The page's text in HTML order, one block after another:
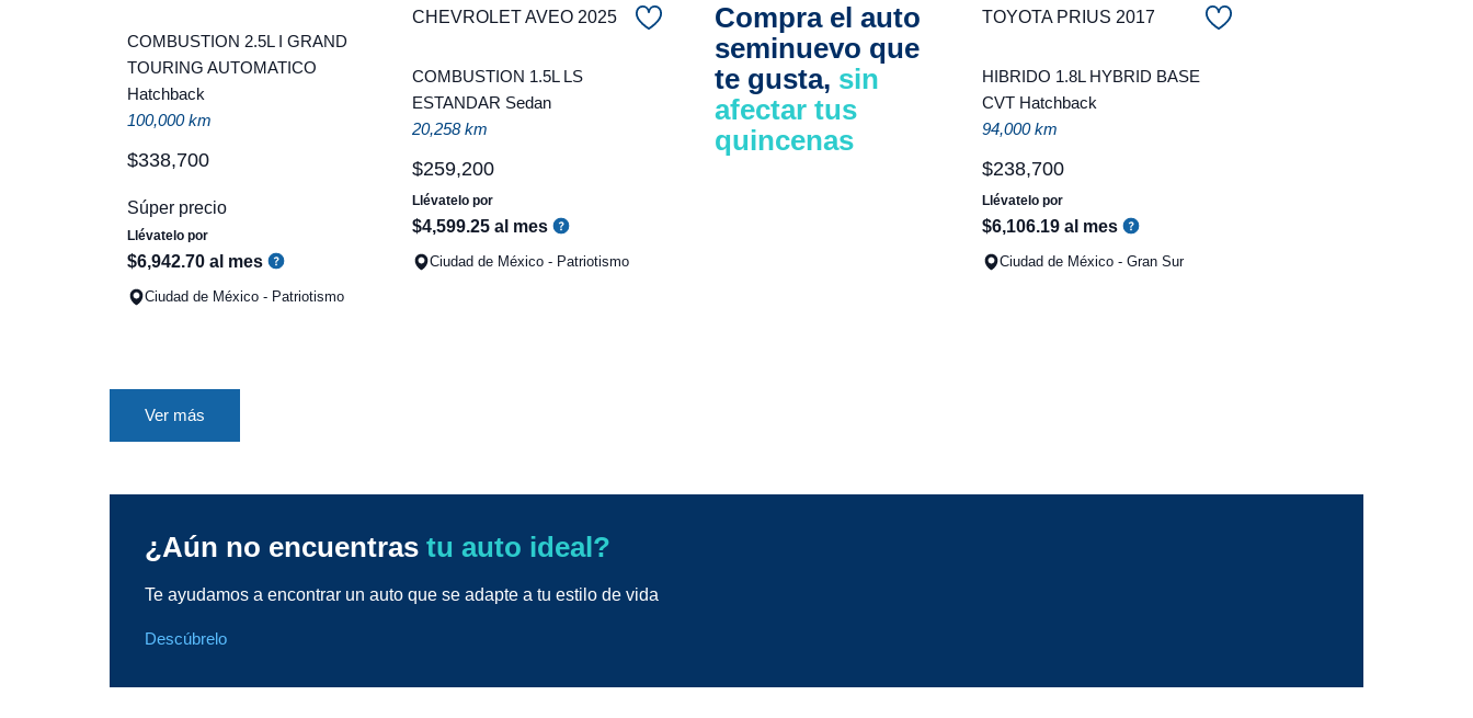
COMBUSTION 2.5L I GRAND
TOURING AUTOMATICO
Hatchback
100,000 km
$338,700
Súper precio
Llévatelo por
$6,942.70 al mes
Ciudad de México - Patriotismo
CHEVROLET AVEO 2025
COMBUSTION 1.5L LS
ESTANDAR Sedan
20,258 km
$259,200
Llévatelo por
$4,599.25 al mes
Ciudad de México - Patriotismo
Compra el auto
seminuevo que
te gusta, sin
afectar tus
quincenas
TOYOTA PRIUS 2017
HIBRIDO 1.8L HYBRID BASE
CVT Hatchback
94,000 km
$238,700
Llévatelo por
$6,106.19 al mes
Ciudad de México - Gran Sur
Ver más
¿Aún no encuentras tu auto ideal?
Te ayudamos a encontrar un auto que se adapte a tu estilo de vida
Descúbrelo